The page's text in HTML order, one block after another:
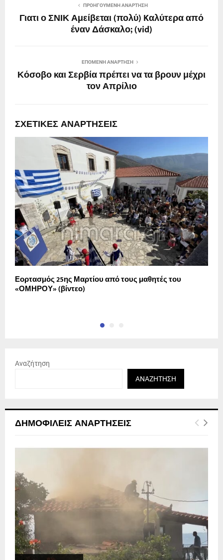
ΠΡΟΗΓΟΎΜΕΝΗ ΑΝΆΡΤΗΣΗ
Γιατι ο ΣΝΙΚ Αμείβεται (πολύ) Kαλύτερα από
έναν Δάσκαλο; (vid)
ΕΠΌΜΕΝΗ ΑΝΆΡΤΗΣΗ
Κόσοβο και Σερβία πρέπει να τα βρουν μέχρι
τον Απρίλιο
ΣΧΕΤΙΚΈΣ ΑΝΑΡΤΉΣΕΙΣ
Εορτασμός 25ης Μαρτίου από τους μαθητές του
«ΟΜΗΡΟΥ» (βίντεο)
Αναζήτηση
ΑΝΑΖΉΤΗΣΗ
ΔΗΜΟΦΙΛΕΊΣ ΑΝΑΡΤΉΣΕΙΣ